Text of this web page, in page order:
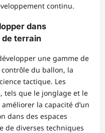
continu.
dans
de terrain
une gamme de
du ballon, la
tactique. Les
tels que le jonglage et le
la capacité d’un
dans des espaces
de diverses techniques